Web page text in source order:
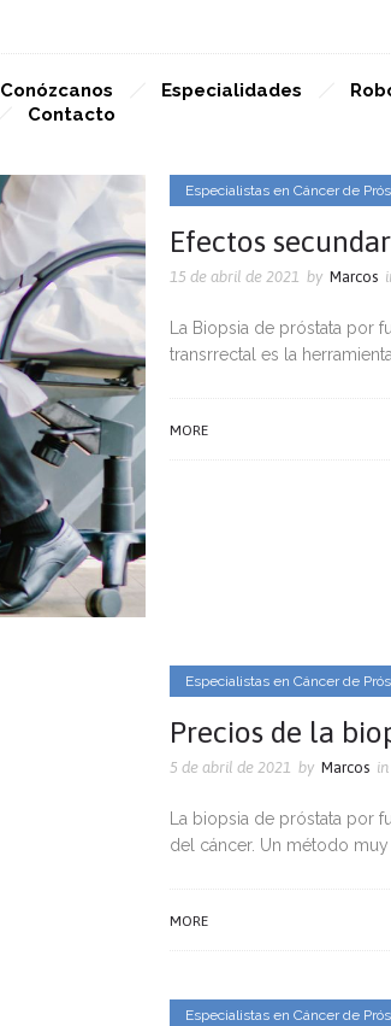
Conózcanos Especialidades
Contacto
Especialistas en Cáncer de
Efectos
15 de abril de 2021 by Marcos
La Biopsia de próstata por
transrrectal es la
MORE
Especialistas en Cáncer de
Precios de la
5 de abril de 2021 by Marcos in
La biopsia de próstata por
del cáncer. Un método
MORE
Especialistas en Cáncer de